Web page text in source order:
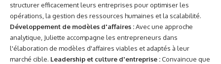
structurer efficacement leurs entreprises pour optimiser les
opérations, la gestion des ressources humaines et la scalabilité.
Développement de modèles d'affaires :Avec une approche
analytique, Juliette accompagne les entrepreneurs dans
l'élaboration de modèles d'affaires viables et adaptés à leur
marché cible. Leadership et culture d'entreprise :Convaincue que